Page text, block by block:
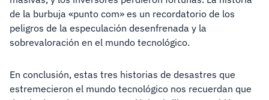
de la burbuja «punto com» es un recordatorio de los
peligros de la especulación desenfrenada y la
sobrevaloración en el mundo tecnológico.
En conclusión, estas tres historias de desastres que
estremecieron el mundo tecnológico nos recuerdan que